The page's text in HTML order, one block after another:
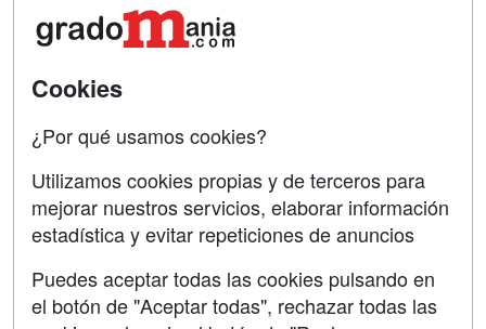
Tarifas publicidad
Acceso Centros
Contactar
Confidencialidad
Aviso legal
Copyleft
Cookies
¿Por qué usamos cookies?
Utilizamos cookies propias y de terceros para
mejorar nuestros servicios, elaborar información
estadística y evitar repeticiones de anuncios
Puedes aceptar todas las cookies pulsando en
el botón de "Aceptar todas", rechazar todas las